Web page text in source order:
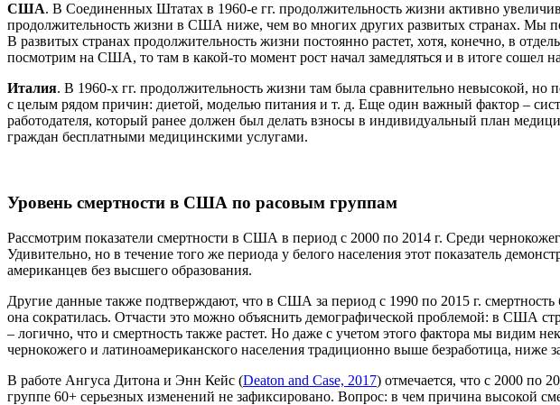
США. В Соединенных Штатах в 1960-е гг. продолжительность жизни активно
продолжительность жизни в США ниже, чем во многих других развитых странах. Мы
В развитых странах продолжительность жизни постоянно растет, хотя, конечно, в
посмотрим на США, то там в какой-то момент рост начал замедляться и в итоге сошел
Италия. В 1960-х гг. продолжительность жизни там была сравнительно невысокой,
с целым рядом причин: диетой, моделью питания и т. д. Еще один важный фактор –
работодателя, который ранее должен был делать взносы в индивидуальный план
граждан бесплатными медицинскими услугами.
Уровень смертности в США по расовым группам
Рассмотрим показатели смертности в США в период с 2000 по 2014 г. Среди
Удивительно, но в течение того же периода у белого населения этот показатель
американцев без высшего образования.
Другие данные также подтверждают, что в США за период с 1990 по 2015 г. смертность
она сократилась. Отчасти это можно объяснить демографической проблемой: в США
– логично, что и смертность также растет. Но даже с учетом этого фактора мы видим
чернокожего и латиноамериканского населения традиционно выше безработица,
В работе Ангуса Дитона и Энн Кейс (Deaton and Case, 2017) отмечается, что с 2000 по
группе 60+ серьезных изменений не зафиксировано. Вопрос: в чем причина высокой